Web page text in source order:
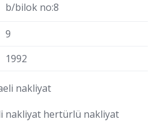
b/bilok no:8
9
1992
nakliyat
nakliyat hertürlü nakliyat